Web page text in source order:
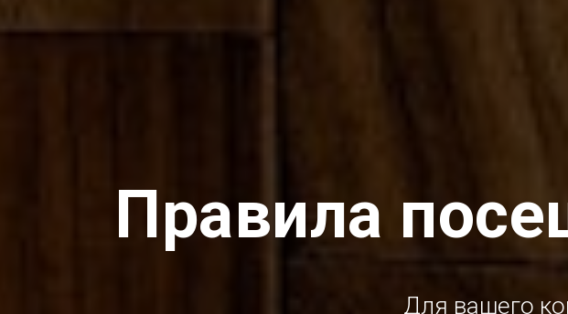
Правила
Для вашего